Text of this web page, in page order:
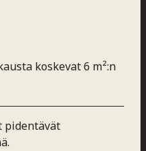
koskevat 6 m²:n
pidentävät